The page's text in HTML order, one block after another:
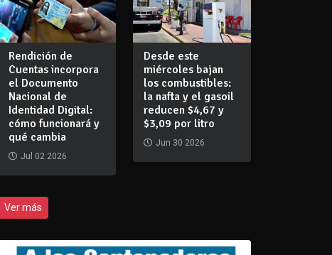
Rendición de
Cuentas incorpora
el Documento
Nacional de
Identidad Digital:
cómo funcionará y
qué cambia
Jul 02 2026
Desde este
miércoles bajan
los combustibles:
la nafta y el gasoil
reducen $4,67 y
$3,09 por litro
Jun 30 2026
Ver más